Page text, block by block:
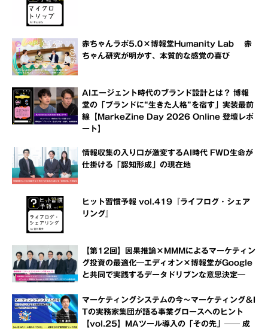
赤ちゃんラボ5.0×博報堂Humanity Lab 赤
ちゃん研究が明かす、本質的な感覚の喜び
AIエージェント時代のブランド設計とは？ 博報
堂の「ブランドに“生きた人格”を宿す」実装最前
線【MarkeZine Day 2026 Online 登壇レポ
ート】
情報収集の入り口が激変するAI時代 FWD生命が
仕掛ける「認知形成」の現在地
ヒット習慣予報 vol.419『ライフログ・シェア
リング』
【第12回】因果推論×MMMによるマーケティン
グ投資の最適化―エディオン×博報堂がGoogle
と共同で実践するデータドリブンな意思決定―
マーケティングシステムの今～マーケティング＆I
Tの実務家集団が語る事業グロースへのヒント
【vol.25】MAツール導入の「その先」── 成